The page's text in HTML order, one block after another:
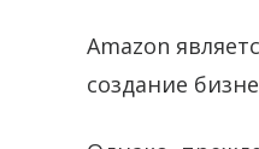
Amazon
создание